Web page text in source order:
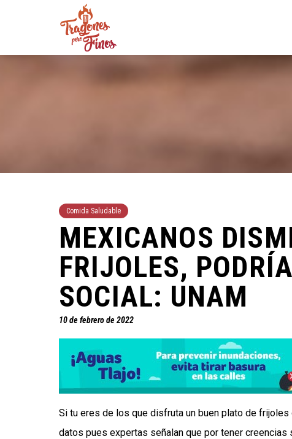
Comida Saludable
MEXICANOS
FRIJOLES,
SOCIAL: UNAM
10 de febrero de 2022
Si tu eres de los que disfruta un buen plato de
datos pues expertas señalan que por tener